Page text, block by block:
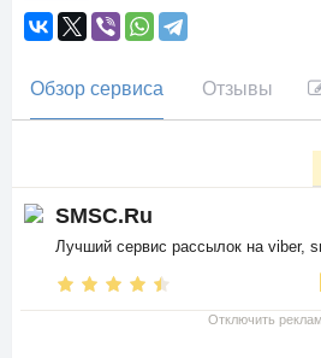
Обзор сервиса Отзывы
SMSC.Ru
Лучший сервис рассылок на viber,
Отключить